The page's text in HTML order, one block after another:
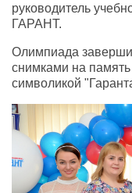
руководитель
ГАРАНТ.
Олимпиада
снимками на
символикой